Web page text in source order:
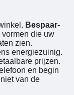
Bespaar-
die uw
zien.
energiezuinig.
prijzen.
en begin
van de